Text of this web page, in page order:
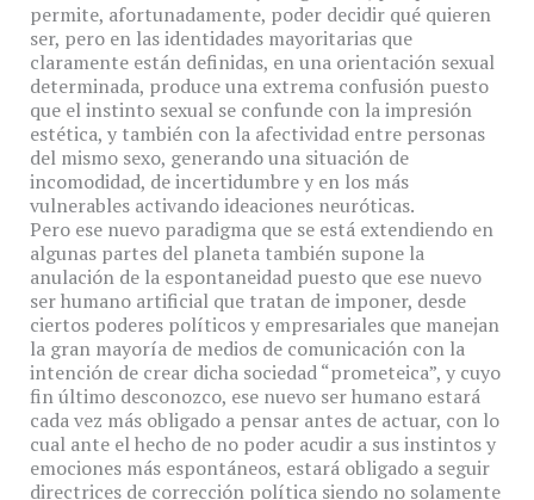
permite, afortunadamente, poder decidir qué quieren
ser, pero en las identidades mayoritarias que
claramente están definidas, en una orientación sexual
determinada, produce una extrema confusión puesto
que el instinto sexual se confunde con la impresión
estética, y también con la afectividad entre personas
del mismo sexo, generando una situación de
incomodidad, de incertidumbre y en los más
vulnerables activando ideaciones neuróticas.
Pero ese nuevo paradigma que se está extendiendo en
algunas partes del planeta también supone la
anulación de la espontaneidad puesto que ese nuevo
ser humano artificial que tratan de imponer, desde
ciertos poderes políticos y empresariales que manejan
la gran mayoría de medios de comunicación con la
intención de crear dicha sociedad “prometeica”, y cuyo
fin último desconozco, ese nuevo ser humano estará
cada vez más obligado a pensar antes de actuar, con lo
cual ante el hecho de no poder acudir a sus instintos y
emociones más espontáneos, estará obligado a seguir
directrices de corrección política siendo no solamente